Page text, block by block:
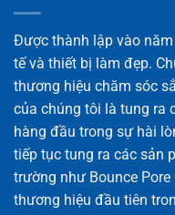
Được thành lập vào
tế và thiết bị làm đẹp.
thương hiệu chăm sóc
của chúng tôi là tung ra
hàng đầu trong sự hài
tiếp tục tung ra các sản
trường như Bounce Pore
thương hiệu đầu tiên